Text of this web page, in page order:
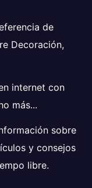
de
Decoración,
internet con
más...
sobre
y consejos
libre.